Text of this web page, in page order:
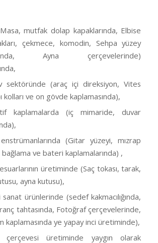
mutfak dolap kapaklarında, Elbise
çekmece, komodin, Sehpa yüzey
Ayna çerçevelerinde)
(araç içi direksiyon, Vites
kolları ve on gövde kaplamasında),
kaplamalarda (iç mimaride, duvar
(Gitar yüzeyi, mızrap
ve bateri kaplamalarında) ,
üretiminde (Saç tokası, tarak,
ayna kutusu),
ürünlerinde (sedef kakmacılığında,
tahtasında, Fotoğraf çerçevelerinde,
kaplamasında ye yapay inci üretiminde),
üretiminde yaygın olarak